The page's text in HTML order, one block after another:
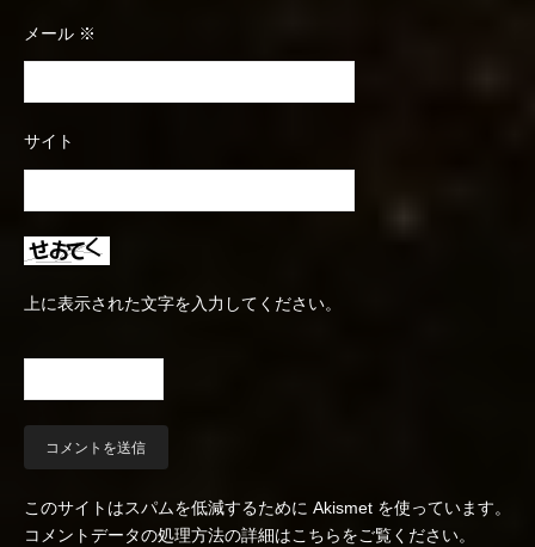
メール ※
サイト
上に表示された文字を入力してください。
このサイトはスパムを低減するために Akismet を使っています。
コメントデータの処理方法の詳細はこちらをご覧ください。